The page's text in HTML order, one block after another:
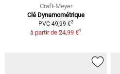
Craft-Meyer
Clé Dynamométrique
PVC 49,99 €2
à partir de 24,99 €1